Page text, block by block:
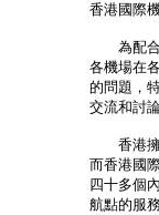
香港國際
為配合
各機場在
的問題，
交流和討
香港擁
而香港國
四十多個
航點的服